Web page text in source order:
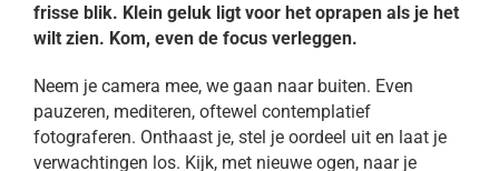
frisse blik. Klein geluk ligt voor het oprapen als je het
wilt zien. Kom, even de focus verleggen.
Neem je camera mee, we gaan naar buiten. Even
pauzeren, mediteren, oftewel contemplatief
fotograferen. Onthaast je, stel je oordeel uit en laat je
verwachtingen los. Kijk, met nieuwe ogen, naar je